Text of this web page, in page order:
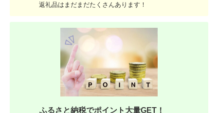
返礼品はまだまだたくさんあります！
ふるさと納税でポイント大量GET！